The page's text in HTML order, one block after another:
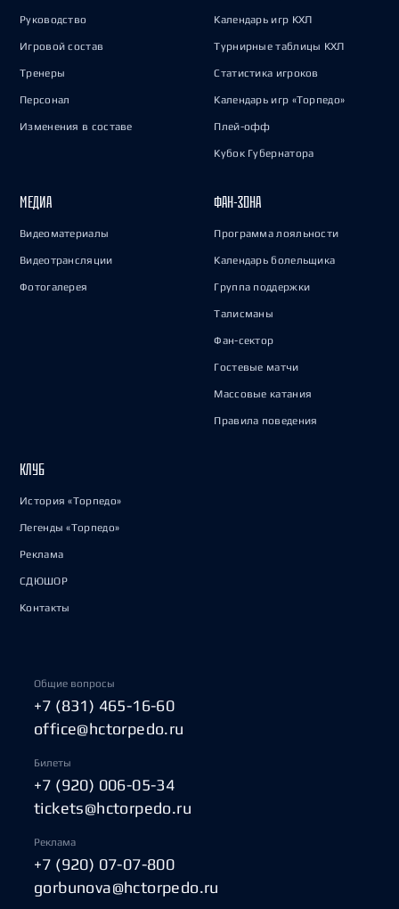
Руководство
Игровой состав
Тренеры
Персонал
Изменения в составе
Календарь игр КХЛ
Турнирные таблицы КХЛ
Статистика игроков
Календарь игр «Торпедо»
Плей-офф
Кубок Губернатора
МЕДИА
Видеоматериалы
Видеотрансляции
Фотогалерея
ФАН-ЗОНА
Программа лояльности
Календарь болельщика
Группа поддержки
Талисманы
Фан-сектор
Гостевые матчи
Массовые катания
Правила поведения
КЛУБ
История «Торпедо»
Легенды «Торпедо»
Реклама
СДЮШОР
Контакты
Общие вопросы
+7 (831) 465-16-60
office@hctorpedo.ru
Билеты
+7 (920) 006-05-34
tickets@hctorpedo.ru
Реклама
+7 (920) 07-07-800
gorbunova@hctorpedo.ru